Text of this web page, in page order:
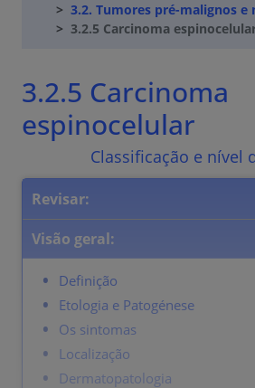
3.2. Tumores pré-malignos e
3.2.5 Carcinoma
3.2.5 Carcinoma
espinocelular
Classificação e nível
Revisar:
Visão geral:
Definição
Etologia e Patogénese
Os sintomas
Localização
Dermatopatologia